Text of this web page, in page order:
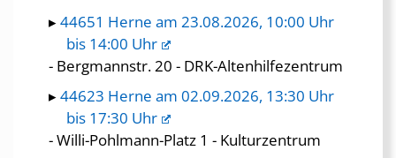
44651 Herne am 23.08.2026, 10:00 Uhr
bis 14:00 Uhr
- Bergmannstr. 20 - DRK-Altenhilfezentrum
44623 Herne am 02.09.2026, 13:30 Uhr
bis 17:30 Uhr
- Willi-Pohlmann-Platz 1 - Kulturzentrum